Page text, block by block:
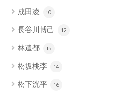
成田凌 10
長谷川博己 12
林遣都 15
松坂桃李 14
松下洸平 16